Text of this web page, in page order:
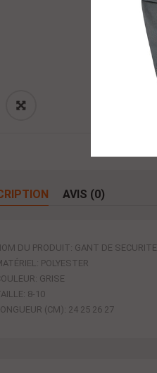
AVIS (0)
DU PRODUIT: GANT DE SECURITE
POLYESTER
GRISE
8-10
(CM): 24 25 26 27